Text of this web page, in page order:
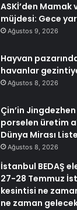
ASKİ’den Mamak
müjdesi: Gece
Ağustos 9, 2026
Hayvan
havanlar
Ağustos 8, 2026
Çin’in
porselen üretim
Dünya Mirası
Ağustos 8, 2026
İstanbul BEDAŞ
27-28 Temmuz
kesintisi ne
ne zaman